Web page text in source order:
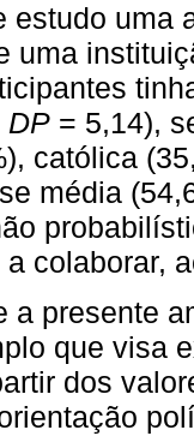
estudo uma
uma
DP = 5,14),
católica
média
colaborar,
a presente
que visa
dos